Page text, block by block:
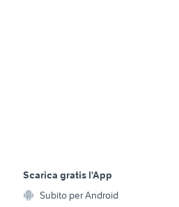
Biciclette
Scarica gratis l'App
Subito per Android